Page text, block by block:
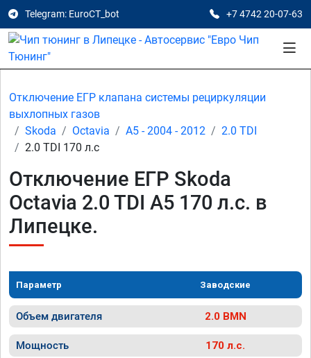
Telegram: EuroCT_bot +7 4742 20-07-63
Отключение ЕГР клапана системы рециркуляции
выхлопных газов
Skoda
Octavia A5 - 2004 - 2012
2.0 TDI
2.0 TDI 170 л.с
Отключение ЕГР Skoda
Octavia 2.0 TDI A5 170 л.с. в
Липецке.
Параметр Заводские
Объем двигателя 2.0 BMN
Мощность 170 л.с.